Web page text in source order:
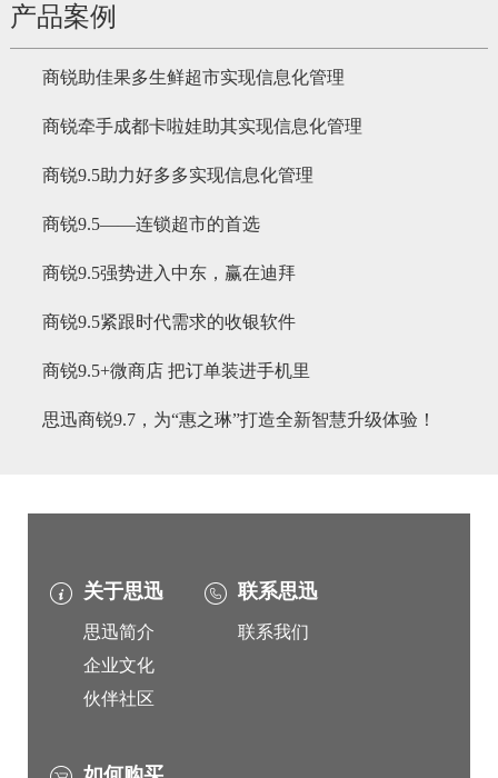
产品案例
商锐助佳果多生鲜超市实现信息化管理
商锐牵手成都卡啦娃助其实现信息化管理
商锐9.5助力好多多实现信息化管理
商锐9.5——连锁超市的首选
商锐9.5强势进入中东，赢在迪拜
商锐9.5紧跟时代需求的收银软件
商锐9.5+微商店 把订单装进手机里
思迅商锐9.7，为“惠之琳”打造全新智慧升级体验！
关于思迅
思迅简介
企业文化
伙伴社区
联系思迅
联系我们